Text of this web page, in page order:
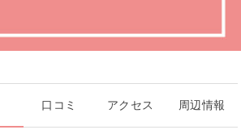
口コミ アクセス 周辺情報